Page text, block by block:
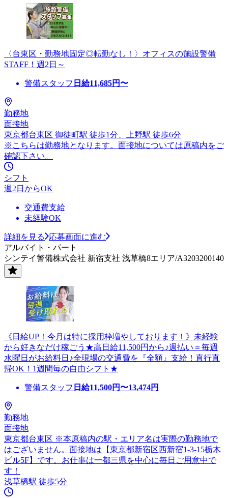
〈台東区・勤務地固定◎転勤なし！〉オフィスの施設警備
STAFF！週2日～
警備スタッフ 日給11,685円〜
勤務地
面接地
東京都台東区 御徒町駅 徒歩1分、上野駅 徒歩6分
※こちらは勤務地となります。面接地については原稿内をご
確認下さい。
シフト
週2日からOK
交通費支給
未経験OK
詳細を見る
応募画面に進む
アルバイト・パート
シンテイ警備株式会社 新宿支社 浅草橋8エリア/A3203200140
《日給UP！今月は特に採用枠増やしております！》未経験
から好きなだけ稼ごう★高日給11,500円から♪週払い＝毎週
水曜日がお給料日♪全現場の交通費を『全額』支給！直行直
帰OK！1週間毎の自由シフト★
警備スタッフ 日給11,500円〜13,474円
勤務地
面接地
東京都台東区 ※本原稿内の駅・エリア名は実際の勤務地で
はございません。面接地は【東京都新宿区西新宿1-3-15栃木
ビル5F】です。お仕事は一都三県を中心に毎日ご用意中で
す！
浅草橋駅 徒歩5分